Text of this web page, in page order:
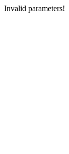
Invalid parameters!